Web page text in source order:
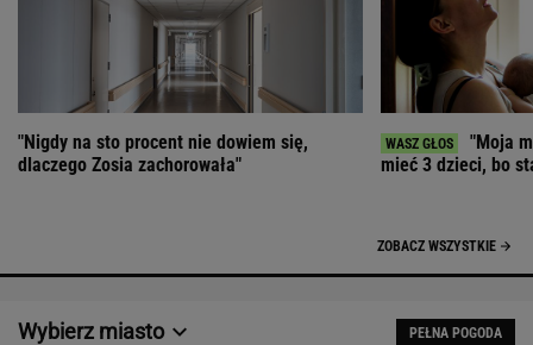
"Nigdy na sto procent nie dowiem się,
dlaczego Zosia zachorowała"
"Moja
mieć 3 dzieci, bo
ZOBACZ WSZYSTKIE
Wybierz miasto PEŁNA POGODA